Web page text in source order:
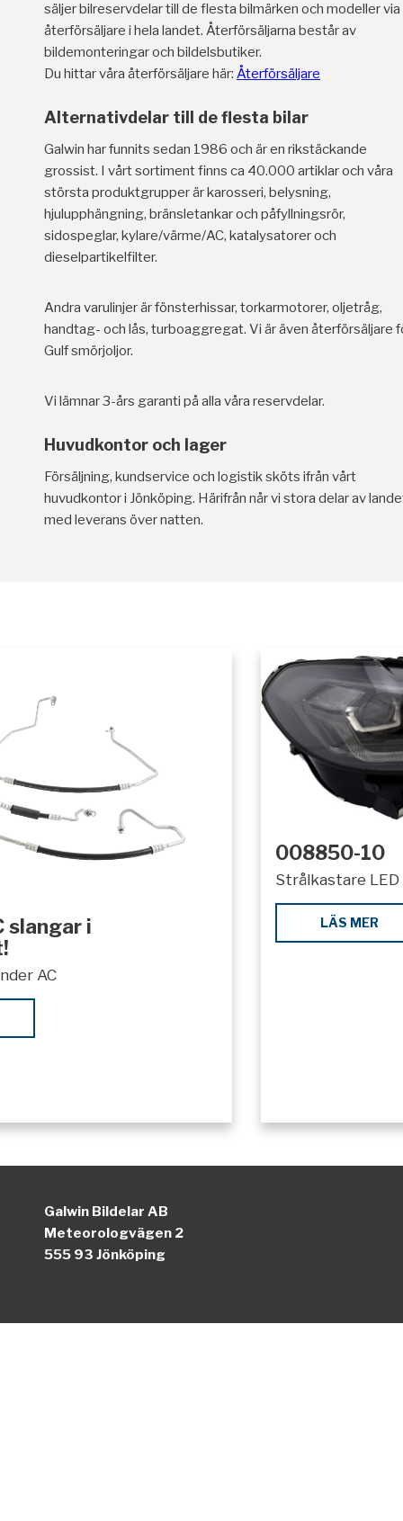
säljer bilreservdelar till de flesta bilmärken och modeller via
återförsäljare i hela landet. Återförsäljarna består av
bildemonteringar och bildelsbutiker.
Du hittar våra återförsäljare här: Återförsäljare
Alternativdelar till de flesta bilar
Galwin har funnits sedan 1986 och är en rikstäckande
grossist. I vårt sortiment finns ca 40.000 artiklar och våra
största produktgrupper är karosseri, belysning,
hjulupphängning, bränsletankar och påfyllningsrör,
sidospeglar, kylare/värme/AC, katalysatorer och
dieselpartikelfilter.
Andra varulinjer är fönsterhissar, torkarmotorer, oljetråg,
handtag- och lås, turboaggregat. Vi är även återförsäljare
Gulf smörjoljor.
Vi lämnar 3-års garanti på alla våra reservdelar.
Huvudkontor och lager
Försäljning, kundservice och logistik sköts ifrån vårt
huvudkontor i Jönköping. Härifrån når vi stora delar av
med leverans över natten.
slangar i
AC
008850-10
Strålkastare LED
LÄS MER
Galwin Bildelar AB
Meteorologvägen 2
555 93 Jönköping